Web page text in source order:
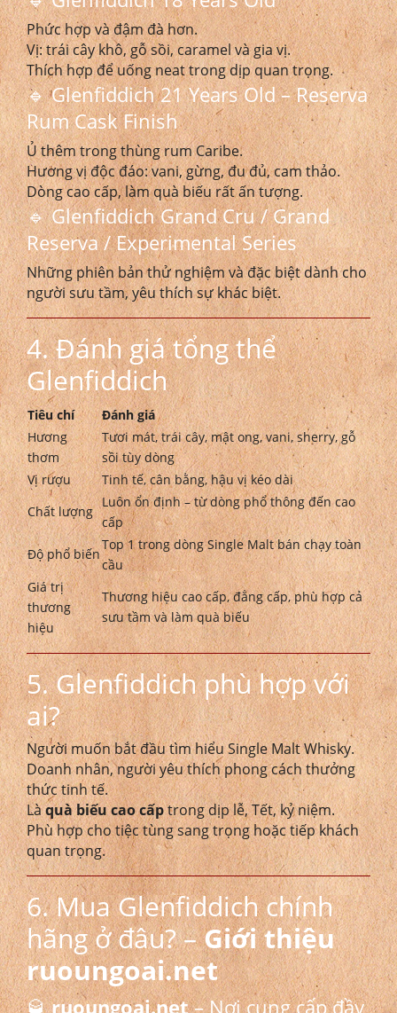
Phức hợp và đậm đà hơn.
Vị: trái cây khô, gỗ sồi, caramel và gia vị.
Thích hợp để uống neat trong dịp quan trọng.
🔹 Glenfiddich 21 Years Old – Reserva
Rum Cask Finish
Ủ thêm trong thùng rum Caribe.
Hương vị độc đáo: vani, gừng, đu đủ, cam thảo.
Dòng cao cấp, làm quà biếu rất ấn tượng.
🔹 Glenfiddich Grand Cru / Grand
Reserva / Experimental Series
Những phiên bản thử nghiệm và đặc biệt dành cho
người sưu tầm, yêu thích sự khác biệt.
4. Đánh giá tổng thể
Glenfiddich
Tiêu chí
Đánh giá
Hương
thơm
Tươi mát, trái cây, mật ong, vani, sherry, gỗ
sồi tùy dòng
Vị rượu
Tinh tế, cân bằng, hậu vị kéo dài
Chất lượng
Luôn ổn định – từ dòng phổ thông đến cao
cấp
Độ phổ biến
Top 1 trong dòng Single Malt bán chạy toàn
cầu
Giá trị
thương
hiệu
Thương hiệu cao cấp, đẳng cấp, phù hợp cả
sưu tầm và làm quà biếu
5. Glenfiddich phù hợp với
ai?
Người muốn bắt đầu tìm hiểu Single Malt Whisky.
Doanh nhân, người yêu thích phong cách thưởng
thức tinh tế.
Làquà biếu cao cấptrong dịp lễ, Tết, kỷ niệm.
Phù hợp cho tiệc tùng sang trọng hoặc tiếp khách
quan trọng.
6. Mua Glenfiddich chính
hãng ở đâu? –Giới thiệu
ruoungoai.net
🥃ruoungoai.net– Nơi cung cấp đầy